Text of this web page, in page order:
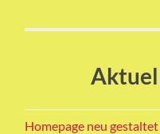
Homepage neu gestaltet